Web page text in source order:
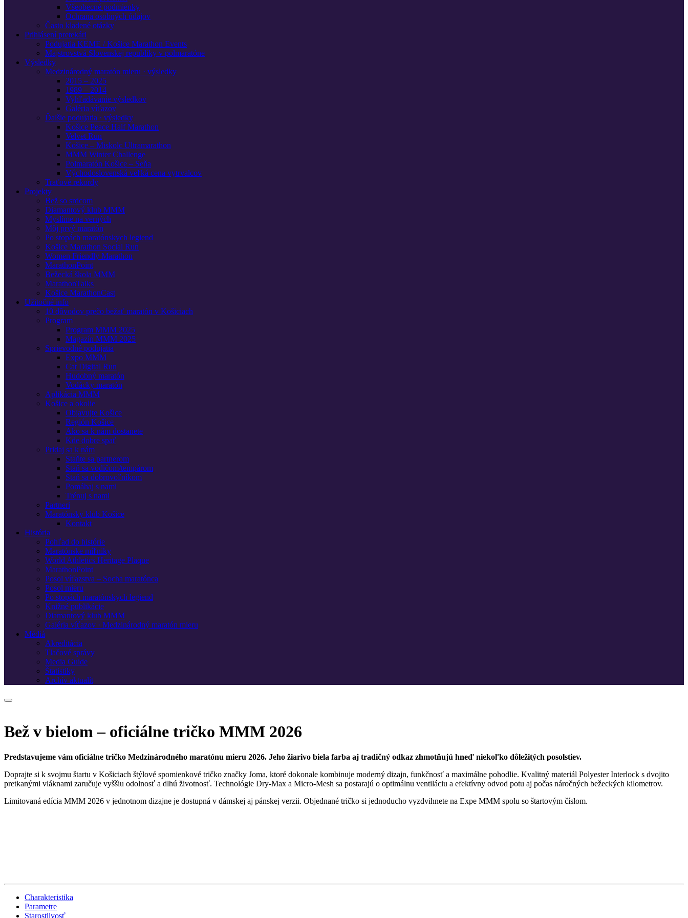
Všeobecné podmienky
Ochrana osobných údajov
Často kladené otázky
Prihlásení pretekári
Podujatia KEME / Košice Marathon Events
Majstrovstvá Slovenskej republiky v polmaratóne
Výsledky
Medzinárodný maratón mieru · výsledky
2015 – 2025
1989 – 2014
Vyhľadávanie výsledkov
Galéria víťazov
Ďalšie podujatia · výsledky
Košice Peace Half Marathon
Velvet Run
Košice – Miskolc Ultramarathon
MMM Winter Challenge
Polmaratón Košice – Seňa
Východoslovenská veľká cena vytrvalcov
Traťové rekordy
Projekty
Bež so srdcom
Diamantový klub MMM
Myslíme na verných
Môj prvý maratón
Po stopách maratónskych legiend
Košice Marathon Social Run
Women Friendly Marathon
MarathonPoint
Bežecká škola MMM
MarathonTalks
Košice MarathonCast
Užitočné info
10 dôvodov prečo bežať maratón v Košiciach
Program
Program MMM 2025
Magazín MMM 2025
Sprievodné podujatia
Expo MMM
Cat Digital Run
Hudobný maratón
Vodácky maratón
Aplikácia MMM
Košice a okolie
Objavujte Košice
Región Košice
Ako sa k nám dostanete
Kde dobre spať
Pridaj sa k nám
Staňte sa partnerom
Staň sa vodičom/tempárom
Staň sa dobrovoľníkom
Pomáhaj s nami
Trénuj s nami
Partneri
Maratónsky klub Košice
Kontakt
História
Pohľad do histórie
Maratónske míľniky
World Athletics Heritage Plaque
MarathonPoint
Posol víťazstva – Socha maratónca
Posol mieru
Po stopách maratónskych legiend
Knižné publikácie
Diamantový klub MMM
Galéria víťazov · Medzinárodný maratón mieru
Médiá
Akreditácia
Tlačové správy
Media Guide
Štatistiky
Archív aktualít
Bež v bielom – oficiálne tričko MMM 2026
Predstavujeme vám oficiálne tričko Medzinárodného maratónu mieru 2026. Jeho žiarivo biela farba aj tradičný odkaz zhmotňujú hneď niekoľko dôležitých posolstiev.
Doprajte si k svojmu štartu v Košiciach štýlové spomienkové tričko značky Joma, ktoré dokonale kombinuje moderný dizajn, funkčnosť a maximálne pohodlie. Kvalitný materiál Polyester Interlock s dvojito
pretkanými vláknami zaručuje vyššiu odolnosť a dlhú životnosť. Technológie Dry-Max a Micro-Mesh sa postarajú o optimálnu ventiláciu a efektívny odvod potu aj počas náročných bežeckých kilometrov.
Limitovaná edícia MMM 2026 v jednotnom dizajne je dostupná v dámskej aj pánskej verzii. Objednané tričko si jednoducho vyzdvihnete na Expe MMM spolu so štartovým číslom.
Charakteristika
Parametre
Starostlivosť